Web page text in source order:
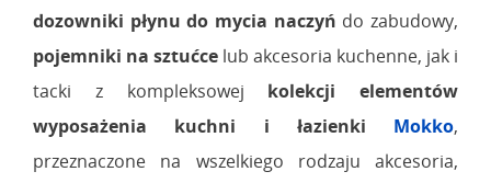
dozowniki płynu do mycia naczyń do zabudowy,
pojemniki na sztućce lub akcesoria kuchenne, jak i
tacki z kompleksowej kolekcji elementów
wyposażenia kuchni i łazienki Mokko,
przeznaczone na wszelkiego rodzaju akcesoria,